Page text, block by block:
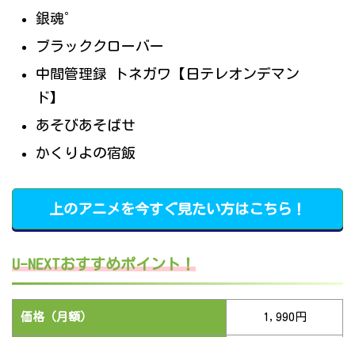
銀魂゜
ブラッククローバー
中間管理録 トネガワ【日テレオンデマン
ド】
あそびあそばせ
かくりよの宿飯
上のアニメを今すぐ見たい方はこちら！
U-NEXTおすすめポイント！
価格（月額） 1,990円